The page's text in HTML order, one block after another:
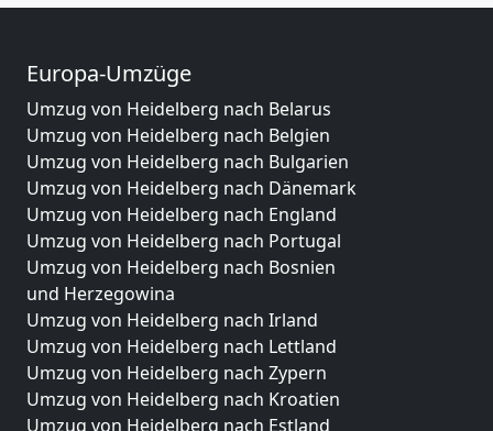
Europa-Umzüge
Umzug von Heidelberg nach Belarus
Umzug von Heidelberg nach Belgien
Umzug von Heidelberg nach Bulgarien
Umzug von Heidelberg nach Dänemark
Umzug von Heidelberg nach England
Umzug von Heidelberg nach Portugal
Umzug von Heidelberg nach Bosnien
und Herzegowina
Umzug von Heidelberg nach Irland
Umzug von Heidelberg nach Lettland
Umzug von Heidelberg nach Zypern
Umzug von Heidelberg nach Kroatien
Umzug von Heidelberg nach Estland